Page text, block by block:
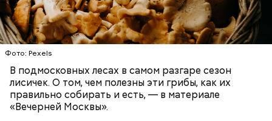
Фото: Pexels
В подмосковных лесах в самом разгаре сезон
лисичек. О том, чем полезны эти грибы, как их
правильно собирать и есть, — в материале
«Вечерней Москвы».
При встрече с шаровой молнией важно не
паниковать, подчеркнул Бычков: